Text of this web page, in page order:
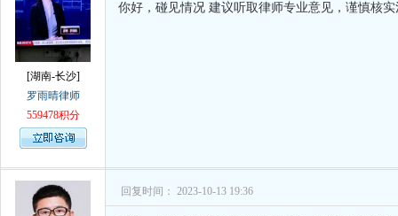
[湖南-长沙]
罗雨晴律师
559478积分
你好，碰见情况 建议听取律师专业意见，谨慎核
回复时间： 2023-10-13 19:36